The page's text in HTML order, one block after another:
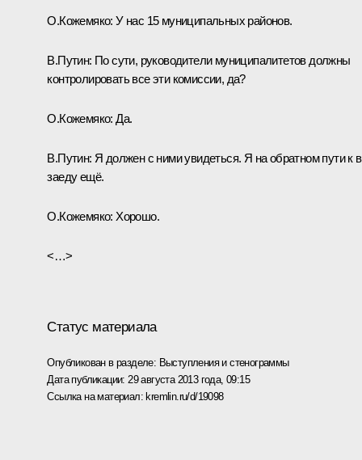
О.Кожемяко: У нас 15 муниципальных районов.
В.Путин: По сути, руководители муниципалитетов должны
контролировать все эти комиссии, да?
О.Кожемяко: Да.
В.Путин: Я должен с ними увидеться. Я на обратном пути к
заеду ещё.
О.Кожемяко: Хорошо.
<…>
Статус материала
Опубликован в разделе: Выступления и стенограммы
Дата публикации: 29 августа 2013 года, 09:15
Ссылка на материал:kremlin.ru/d/19098